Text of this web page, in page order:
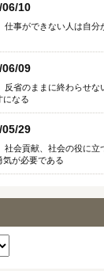
06/10
事ができない人は自分
06/09
省のままに終わらせな
になる
05/29
会貢献、社会の役に立
気が必要である